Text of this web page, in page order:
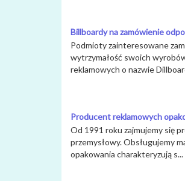
Billboardy na zamówienie
Podmioty zainteresowane
wytrzymałość swoich
reklamowych o nazwie
Producent reklamowych
Od 1991 roku zajmujemy się
przemysłowy. Obsługujemy
opakowania charakteryzują s...